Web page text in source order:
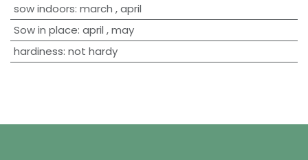
sow indoors: march ,april
Sow in place: april ,may
hardiness: not hardy